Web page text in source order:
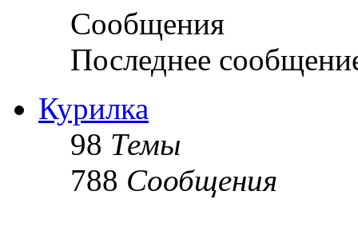
Сообщения
Последнее
Курилка
98 Темы
788 Сообщения